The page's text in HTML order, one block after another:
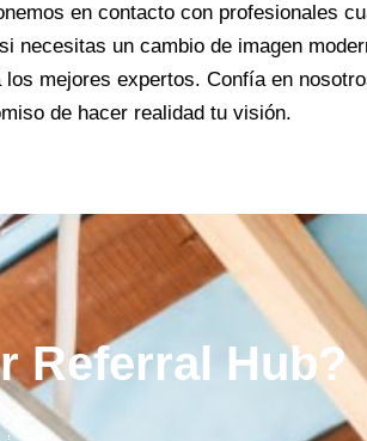
en contacto con profesionales
necesitas un cambio de imagen
mejores expertos. Confía en
de hacer realidad tu visión.
Referral Hub?